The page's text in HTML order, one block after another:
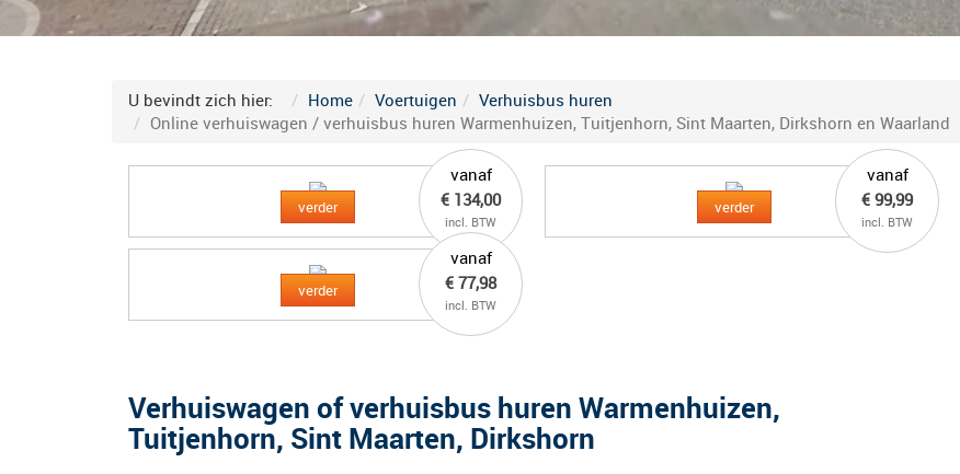
U bevindt zich hier: Home Voertuigen
Verhuisbus huren
Online verhuiswagen / verhuisbus huren Warmenhuizen, Tuitjenhorn, Sint Maarten, Dirkshorn en Waarland
vanaf
€ 134,00
incl. BTW
verder
vanaf
€ 99,99
incl. BTW
verder
vanaf
€ 77,98
incl. BTW
verder
Verhuiswagen of verhuisbus huren Warmenhuizen,
Tuitjenhorn, Sint Maarten, Dirkshorn